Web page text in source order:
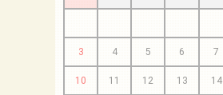
3 4 5 6 7
10 11 12 13 14